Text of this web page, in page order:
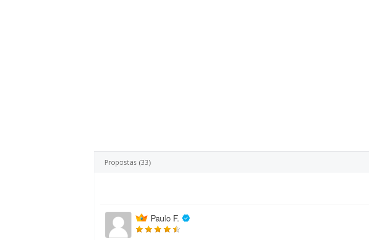
Propostas (33)
Paulo F.